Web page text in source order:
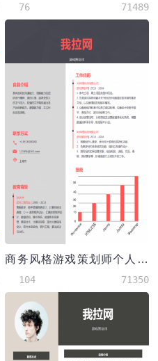
76 71489
商务风格游戏策划师个人简历
104 71350